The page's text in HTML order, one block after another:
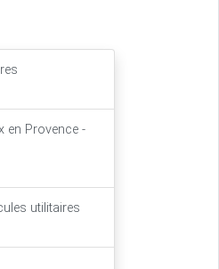
en Provence -
utilitaires